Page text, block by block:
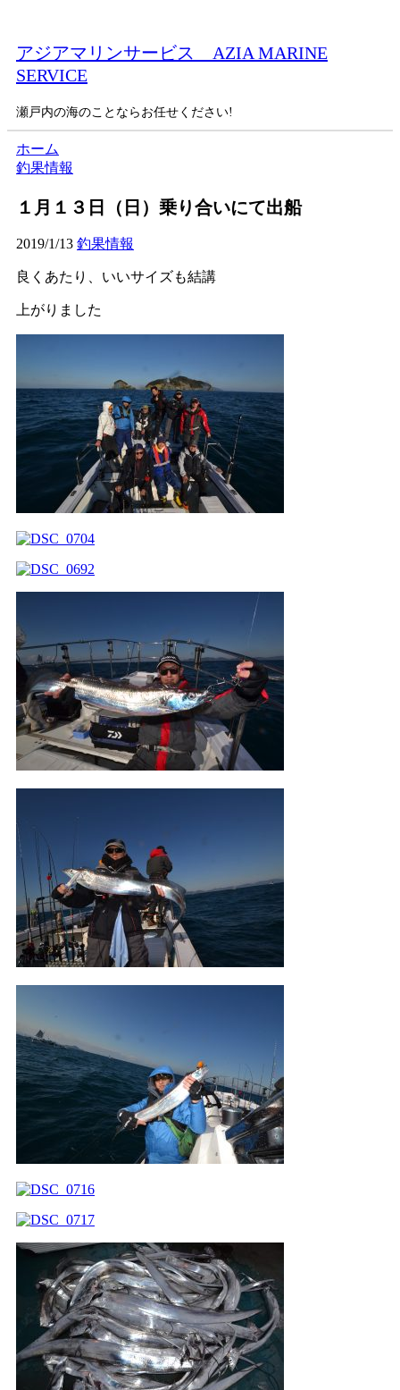
アジアマリンサービス AZIA MARINE
SERVICE
瀬戸内の海のことならお任せください!
ホーム
釣果情報
１月１３日（日）乗り合いにて出船
2019/1/13 釣果情報
良くあたり、いいサイズも結講
上がりました